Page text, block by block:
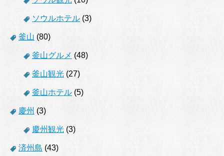
ソウルホテル (3)
釜山 (80)
釜山グルメ (48)
釜山観光 (27)
釜山ホテル (5)
慶州 (3)
慶州観光 (3)
済州島 (43)